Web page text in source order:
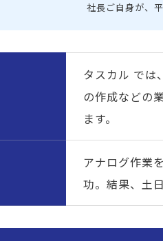
社長ご自身が、
タスカル では
の作成などの
ます。
アナログ作業
功。結果、土